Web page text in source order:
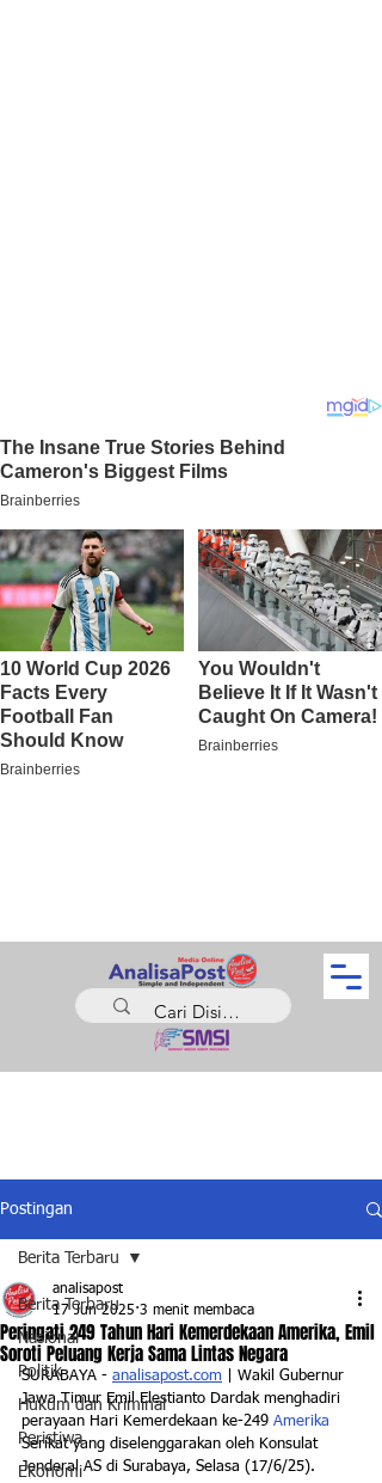
Postingan
Berita Terbaru
Nasional
Politik
Hukum dan Kriminal
Peristiwa
Ekonomi
Berita Terbaru
Peringati 249 Tahun Hari Kemerdekaan Amerika, Emil
Soroti Peluang Kerja Sama Lintas Negara
analisapost
17 Jun 2025 3 menit membaca
SURABAYA - analisapost.com | Wakil Gubernur
Jawa Timur Emil Elestianto Dardak menghadiri
perayaan Hari Kemerdekaan ke-249 Amerika
Serikat yang diselenggarakan oleh Konsulat
Jenderal AS di Surabaya, Selasa (17/6/25).